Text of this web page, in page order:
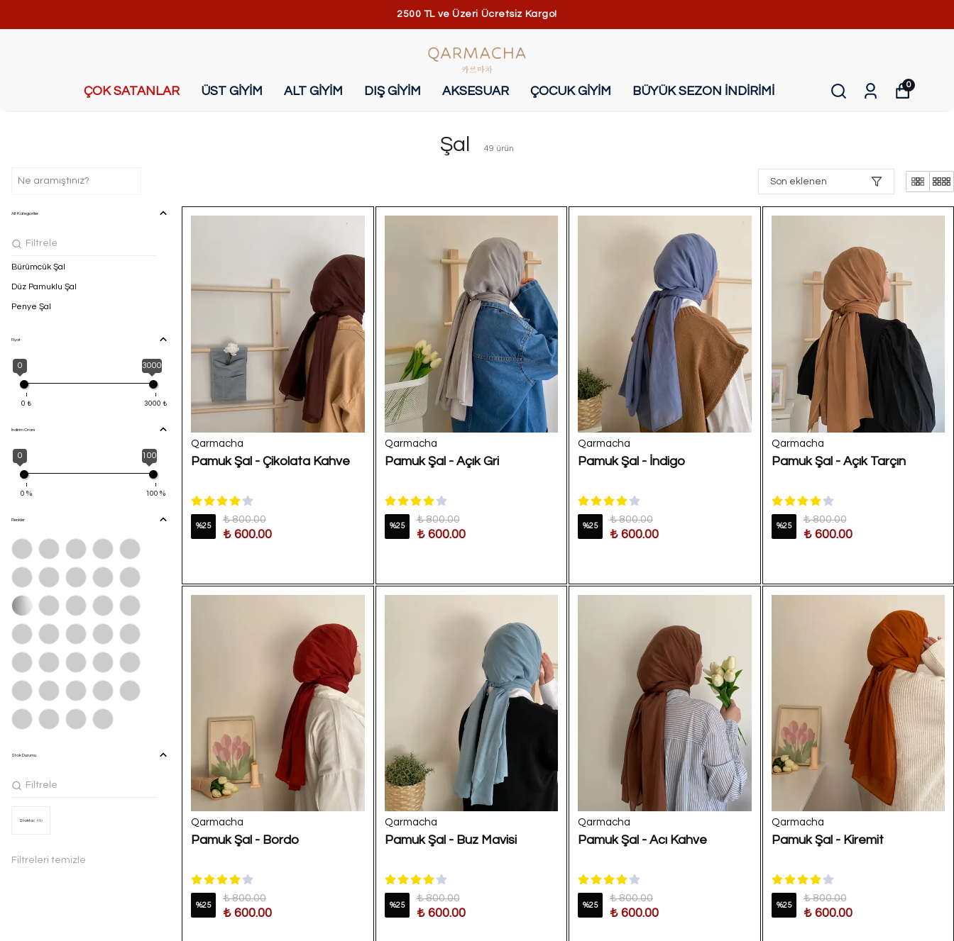
2500 TL ve Üzeri Ücretsiz Kargo!
ÇOK SATANLAR ÜST GİYİM ALT GİYİM DIŞ GİYİM AKSESUAR ÇOCUK GİYİM BÜYÜK SEZON İNDİRİMİ 0
Şal 49 ürün
Son eklenen
Alt Kategoriler
Bürümcük Şal
Düz Pamuklu Şal
Penye Şal
Fiyat
0 3000
0 ₺ 3000 ₺
İndirim Oranı
0 100
0 % 100 %
Renkler
Stok Durumu
Stokta( 49 )
Filtreleri temizle
Qarmacha
Pamuk Şal - Çikolata Kahve
%25
₺ 800.00
₺ 600.00
Qarmacha
Pamuk Şal - Açık Gri
%25
₺ 800.00
₺ 600.00
Qarmacha
Pamuk Şal - İndigo
%25
₺ 800.00
₺ 600.00
Qarmacha
Pamuk Şal - Açık Tarçın
%25
₺ 800.00
₺ 600.00
Qarmacha
Pamuk Şal - Bordo
%25
₺ 800.00
₺ 600.00
Qarmacha
Pamuk Şal - Buz Mavisi
%25
₺ 800.00
₺ 600.00
Qarmacha
Pamuk Şal - Acı Kahve
%25
₺ 800.00
₺ 600.00
Qarmacha
Pamuk Şal - Kiremit
%25
₺ 800.00
₺ 600.00